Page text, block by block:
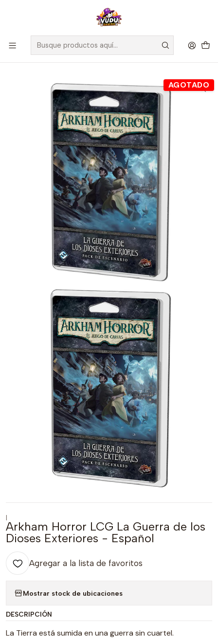
🚀 ¡Despachamos a todo Chile! Envío GRATIS a Regiones sobre
$100.000 y a RM sobre $35.000
Inicio Juegos de Mesa Editorial Fantasy Flight
Arkham Horror LCG La Guerra de los Dioses Exteriores -
Español
AGOTADO
|
Arkham Horror LCG La Guerra de los
Dioses Exteriores - Español
Agregar a la lista de favoritos
Mostrar stock de ubicaciones
DESCRIPCIÓN
La Tierra está sumida en una guerra sin cuartel.